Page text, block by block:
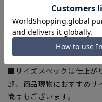
ある場合がございますの
■ゆとり感には個人差があ
入の目安としてご利用くだ
■生地や仕様・デザインに
干の誤差が生じる場合が
■サイズスペックは仕上が
部、商品現物におすすめ
商品もございます。